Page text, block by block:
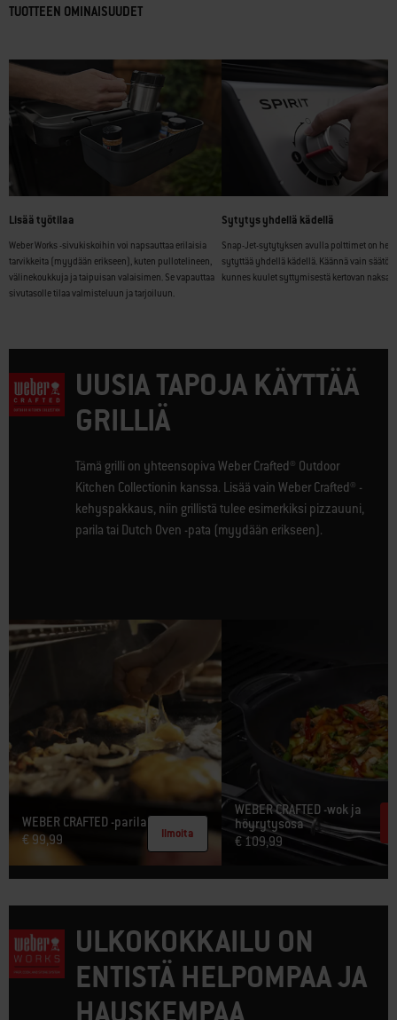
TUOTTEEN OMINAISUUDET
Lisää työtilaa
Weber Works -sivukiskoihin voi napsauttaa erilaisia
tarvikkeita (myydään erikseen), kuten pullotelineen,
välinekoukkuja ja taipuisan valaisimen. Se vapauttaa
sivutasolle tilaa valmisteluun ja tarjoiluun.
Sytytys yhdellä kädellä
Snap-Jet-sytytyksen avulla polttimet on
sytyttää yhdellä kädellä. Käännä vain
kunnes kuulet syttymisestä kertovan
UUSIA TAPOJA KÄYTTÄÄ
GRILLIÄ
Tämä grilli on yhteensopiva Weber Crafted® Outdoor
Kitchen Collectionin kanssa. Lisää vain Weber Crafted® -
kehyspakkaus, niin grillistä tulee esimerkiksi pizzauuni,
parila tai Dutch Oven -pata (myydään erikseen).
WEBER CRAFTED -parila​
€ 99,99
Ilmoita
WEBER CRAFTED -wok ja
höyrytysosa
€ 109,99
ULKOKOKKAILU ON
ENTISTÄ HELPOMPAA JA